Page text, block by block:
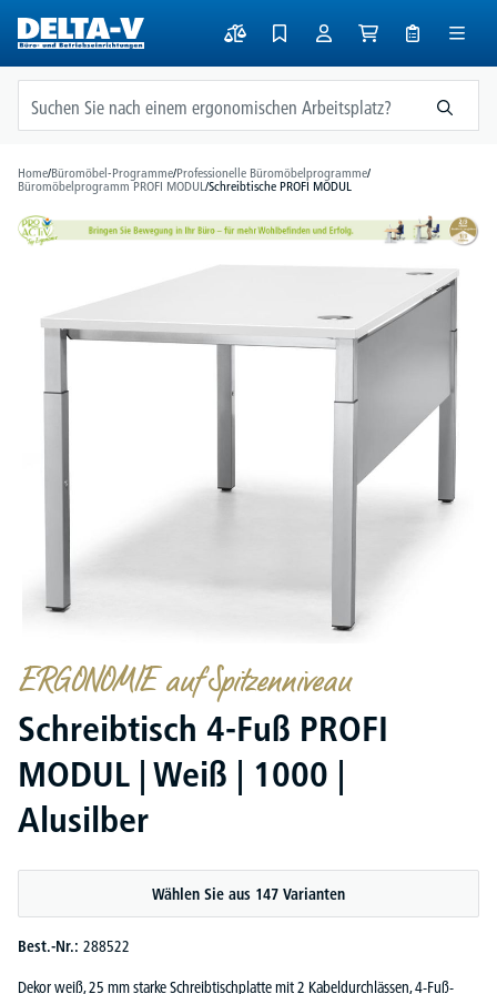
springen
Home/Büromöbel-Programme/Professionelle Büromöbelprogramme/
Büromöbelprogramm PROFI MODUL/Schreibtische PROFI MODUL
ERGONOMIE auf Spitzenniveau
Schreibtisch 4-Fuß PROFI
MODUL | Weiß | 1000 |
Alusilber
Wählen Sie aus 147 Varianten
Best.-Nr.: 288522
Dekor weiß, 25 mm starke Schreibtischplatte mit 2 Kabeldurchlässen, 4-Fuß-